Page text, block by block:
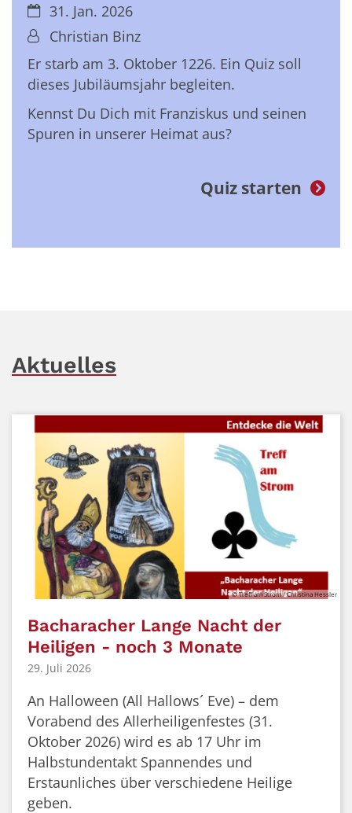
31. Jan. 2026
Christian Binz
Er starb am 3. Oktober 1226. Ein Quiz soll
dieses Jubiläumsjahr begleiten.
Kennst Du Dich mit Franziskus und seinen
Spuren in unserer Heimat aus?
Quiz starten
Aktuelles
© Treff am Strom / Christina Hessler
Bacharacher Lange Nacht der
Heiligen - noch 3 Monate
29. Juli 2026
An Halloween (All Hallows´ Eve) – dem
Vorabend des Allerheiligenfestes (31.
Oktober 2026) wird es ab 17 Uhr im
Halbstundentakt Spannendes und
Erstaunliches über verschiedene Heilige
geben.